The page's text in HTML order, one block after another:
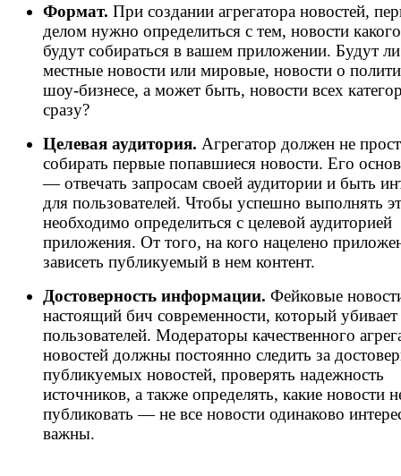
Формат. При создании агрегатора новостей,
делом нужно определиться с тем, новости
будут собираться в вашем приложении. Будут
местные новости или мировые, новости о
шоу-бизнесе, а может быть, новости всех
сразу?
Целевая аудитория. Агрегатор должен не
собирать первые попавшиеся новости. Его
— отвечать запросам своей аудитории и быть
для пользователей. Чтобы успешно выполнять
необходимо определиться с целевой аудиторией
приложения. От того, на кого нацелено
зависеть публикуемый в нем контент.
Достоверность информации. Фейковые
настоящий бич современности, который убивает
пользователей. Модераторы качественного
новостей должны постоянно следить за
публикуемых новостей, проверять надежность
источников, а также определять, какие новости
публиковать — не все новости одинаково
важны.